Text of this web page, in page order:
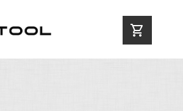
shopping_cart